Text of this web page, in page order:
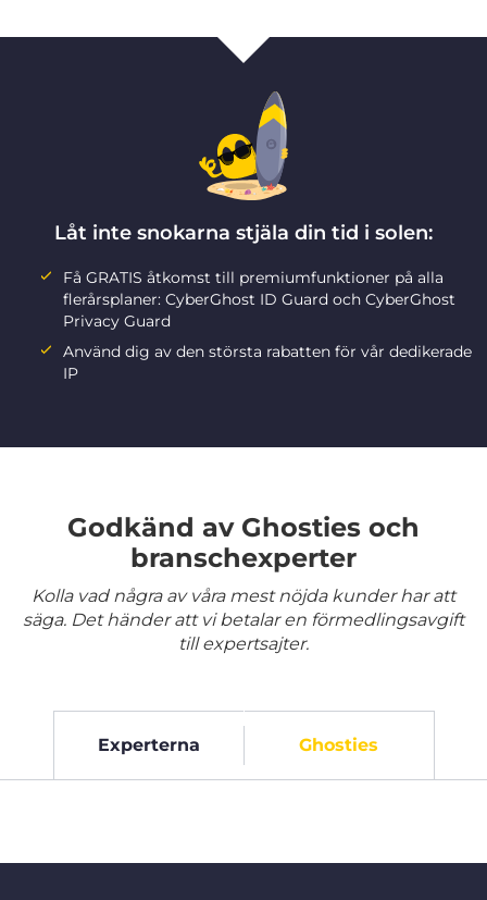
Låt inte snokarna stjäla din tid i solen:
Få GRATIS åtkomst till premiumfunktioner på alla
flerårsplaner: CyberGhost ID Guard och CyberGhost
Privacy Guard
Använd dig av den största rabatten för vår dedikerade
IP
Godkänd av Ghosties och
branschexperter
Kolla vad några av våra mest nöjda kunder har att
säga. Det händer att vi betalar en förmedlingsavgift
till expertsajter.
Experterna Ghosties